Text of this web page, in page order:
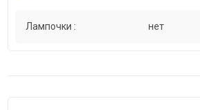
Лампочки : нет